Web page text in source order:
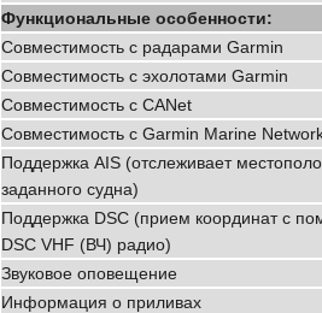
Функциональные особенности:
Совместимость с радарами Garmin
Совместимость с эхолотами Garmin
Совместимость с CANet
Совместимость с Garmin Marine
Поддержка AIS (отслеживает
заданного судна)
Поддержка DSC (прием координат с
DSC VHF (ВЧ) радио)
Звуковое оповещение
Информация о приливах